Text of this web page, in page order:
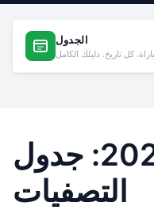
الجدول
كأس العالم 2026: جدول
التصفيات